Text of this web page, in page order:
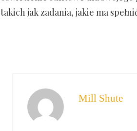
takich jak zadania, jakie ma
Mill Shute